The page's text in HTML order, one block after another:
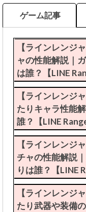
ゲーム記事
【ラインレンジ
ャの性能解説｜
は誰？【LINE
【ラインレンジ
たりキャラ性能
誰？【LINE
【ラインレンジ
チャの性能解説
りは誰？【LINE
【ラインレンジ
たり武器や装備